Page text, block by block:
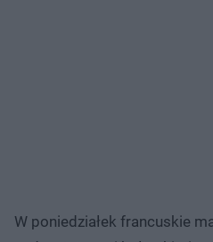
W poniedziałek francuskie